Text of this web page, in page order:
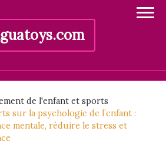
de l'enfant et sports
sur la psychologie de l’enfant :
mentale, réduire le stress et